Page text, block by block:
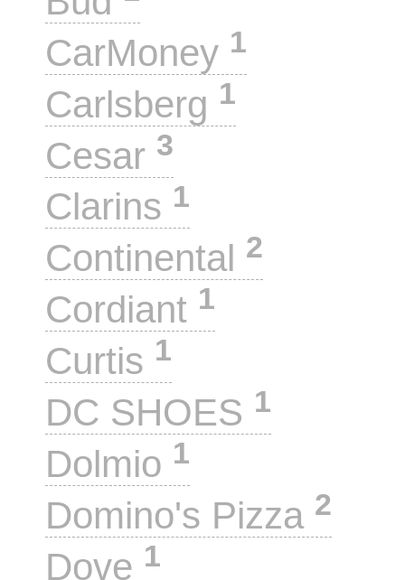
CarMoney 1
Carlsberg 1
Cesar 3
Clarins 1
Continental 2
Cordiant 1
Curtis 1
DC SHOES 1
Dolmio 1
Domino's Pizza 2
Dove 1